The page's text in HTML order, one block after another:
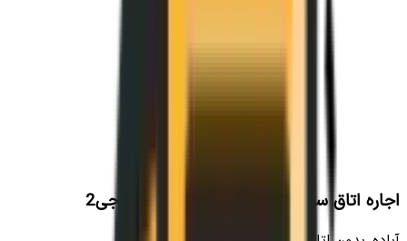
اجاره اتاق سنتی در باقرآباد _ اتاق عمه هاجی2